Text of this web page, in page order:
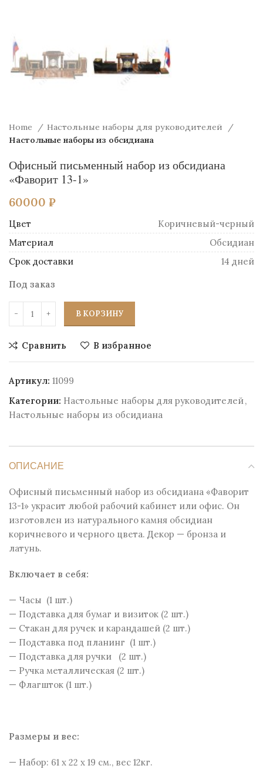
Home
Настольные наборы для руководителей
Настольные наборы из обсидиана
Офисный письменный набор из обсидиана
«Фаворит 13-1»
60000 ₽
Цвет
Коричневый-черный
Материал
Обсидиан
Срок доставки
14 дней
Под заказ
В КОРЗИНУ
Сравнить В избранное
Артикул: 11099
Категории: Настольные наборы для руководителей,
Настольные наборы из обсидиана
ОПИСАНИЕ
Офисный письменный набор из обсидиана «Фаворит
13-1» украсит любой рабочий кабинет или офис. Он
изготовлен из натурального камня обсидиан
коричневого и черного цвета. Декор — бронза и
латунь.
Включает в себя:
— Часы (1 шт.)
— Подставка для бумаг и визиток (2 шт.)
— Стакан для ручек и карандашей (2 шт.)
— Подставка под планинг (1 шт.)
— Подставка для ручки (2 шт.)
— Ручка металлическая (2 шт.)
— Флагшток (1 шт.)
Размеры и веc:
— Набор: 61 x 22 x 19 см., вес 12кг.